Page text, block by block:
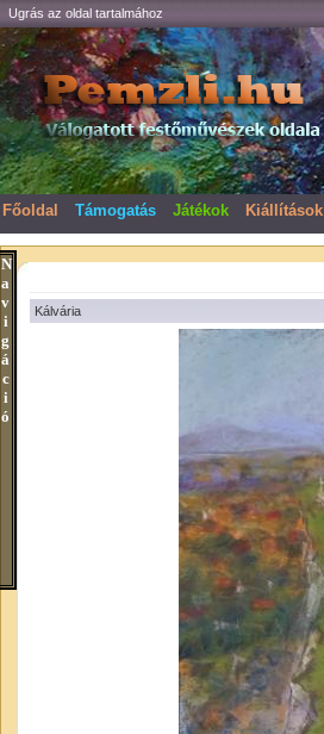
N
a
v
i
g
á
c
i
ó
Ugrás az oldal tartalmához
Főoldal Támogatás Játékok Kiállítások
Kálvária